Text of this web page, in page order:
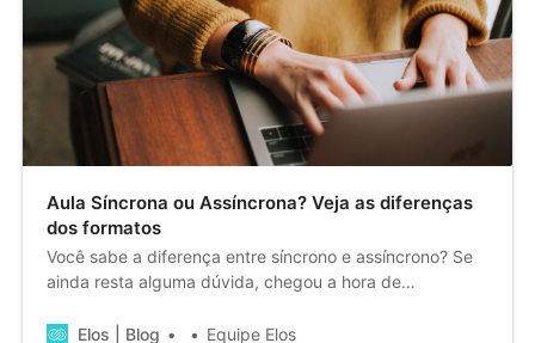
Aula Síncrona ou Assíncrona? Veja as diferenças
dos formatos
Você sabe a diferença entre síncrono e assíncrono? Se
ainda resta alguma dúvida, chegou a hora de
modelos.Elos | Blog Equipe Elos